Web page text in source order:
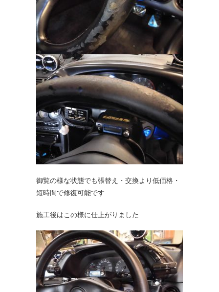
御覧の様な状態でも張替え・交換より低価格・
短時間で修復可能です
施工後はこの様に仕上がりました